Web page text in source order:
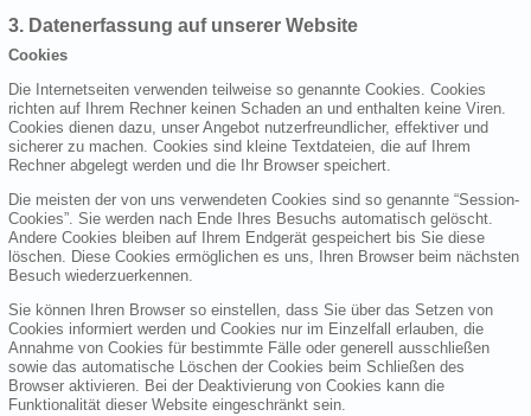
3. Datenerfassung auf unserer Website
Cookies
Die Internetseiten verwenden teilweise so genannte Cookies. Cookies
richten auf Ihrem Rechner keinen Schaden an und enthalten keine Viren.
Cookies dienen dazu, unser Angebot nutzerfreundlicher, effektiver und
sicherer zu machen. Cookies sind kleine Textdateien, die auf Ihrem
Rechner abgelegt werden und die Ihr Browser speichert.
Die meisten der von uns verwendeten Cookies sind so genannte “Session-
Cookies”. Sie werden nach Ende Ihres Besuchs automatisch gelöscht.
Andere Cookies bleiben auf Ihrem Endgerät gespeichert bis Sie diese
löschen. Diese Cookies ermöglichen es uns, Ihren Browser beim nächsten
Besuch wiederzuerkennen.
Sie können Ihren Browser so einstellen, dass Sie über das Setzen von
Cookies informiert werden und Cookies nur im Einzelfall erlauben, die
Annahme von Cookies für bestimmte Fälle oder generell ausschließen
sowie das automatische Löschen der Cookies beim Schließen des
Browser aktivieren. Bei der Deaktivierung von Cookies kann die
Funktionalität dieser Website eingeschränkt sein.